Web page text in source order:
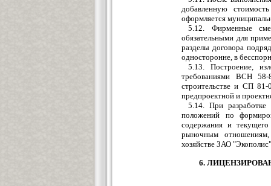
добавленную
оформляется
5.12. Фирменные
обязательными для
разделы договора
односторонне, в
5.13. Построение,
требованиями ВСН
строительстве и СП 81-
предпроектной и
5.14. При разработке
положений по
содержания и
рыночным
хозяйстве ЗАО
6.